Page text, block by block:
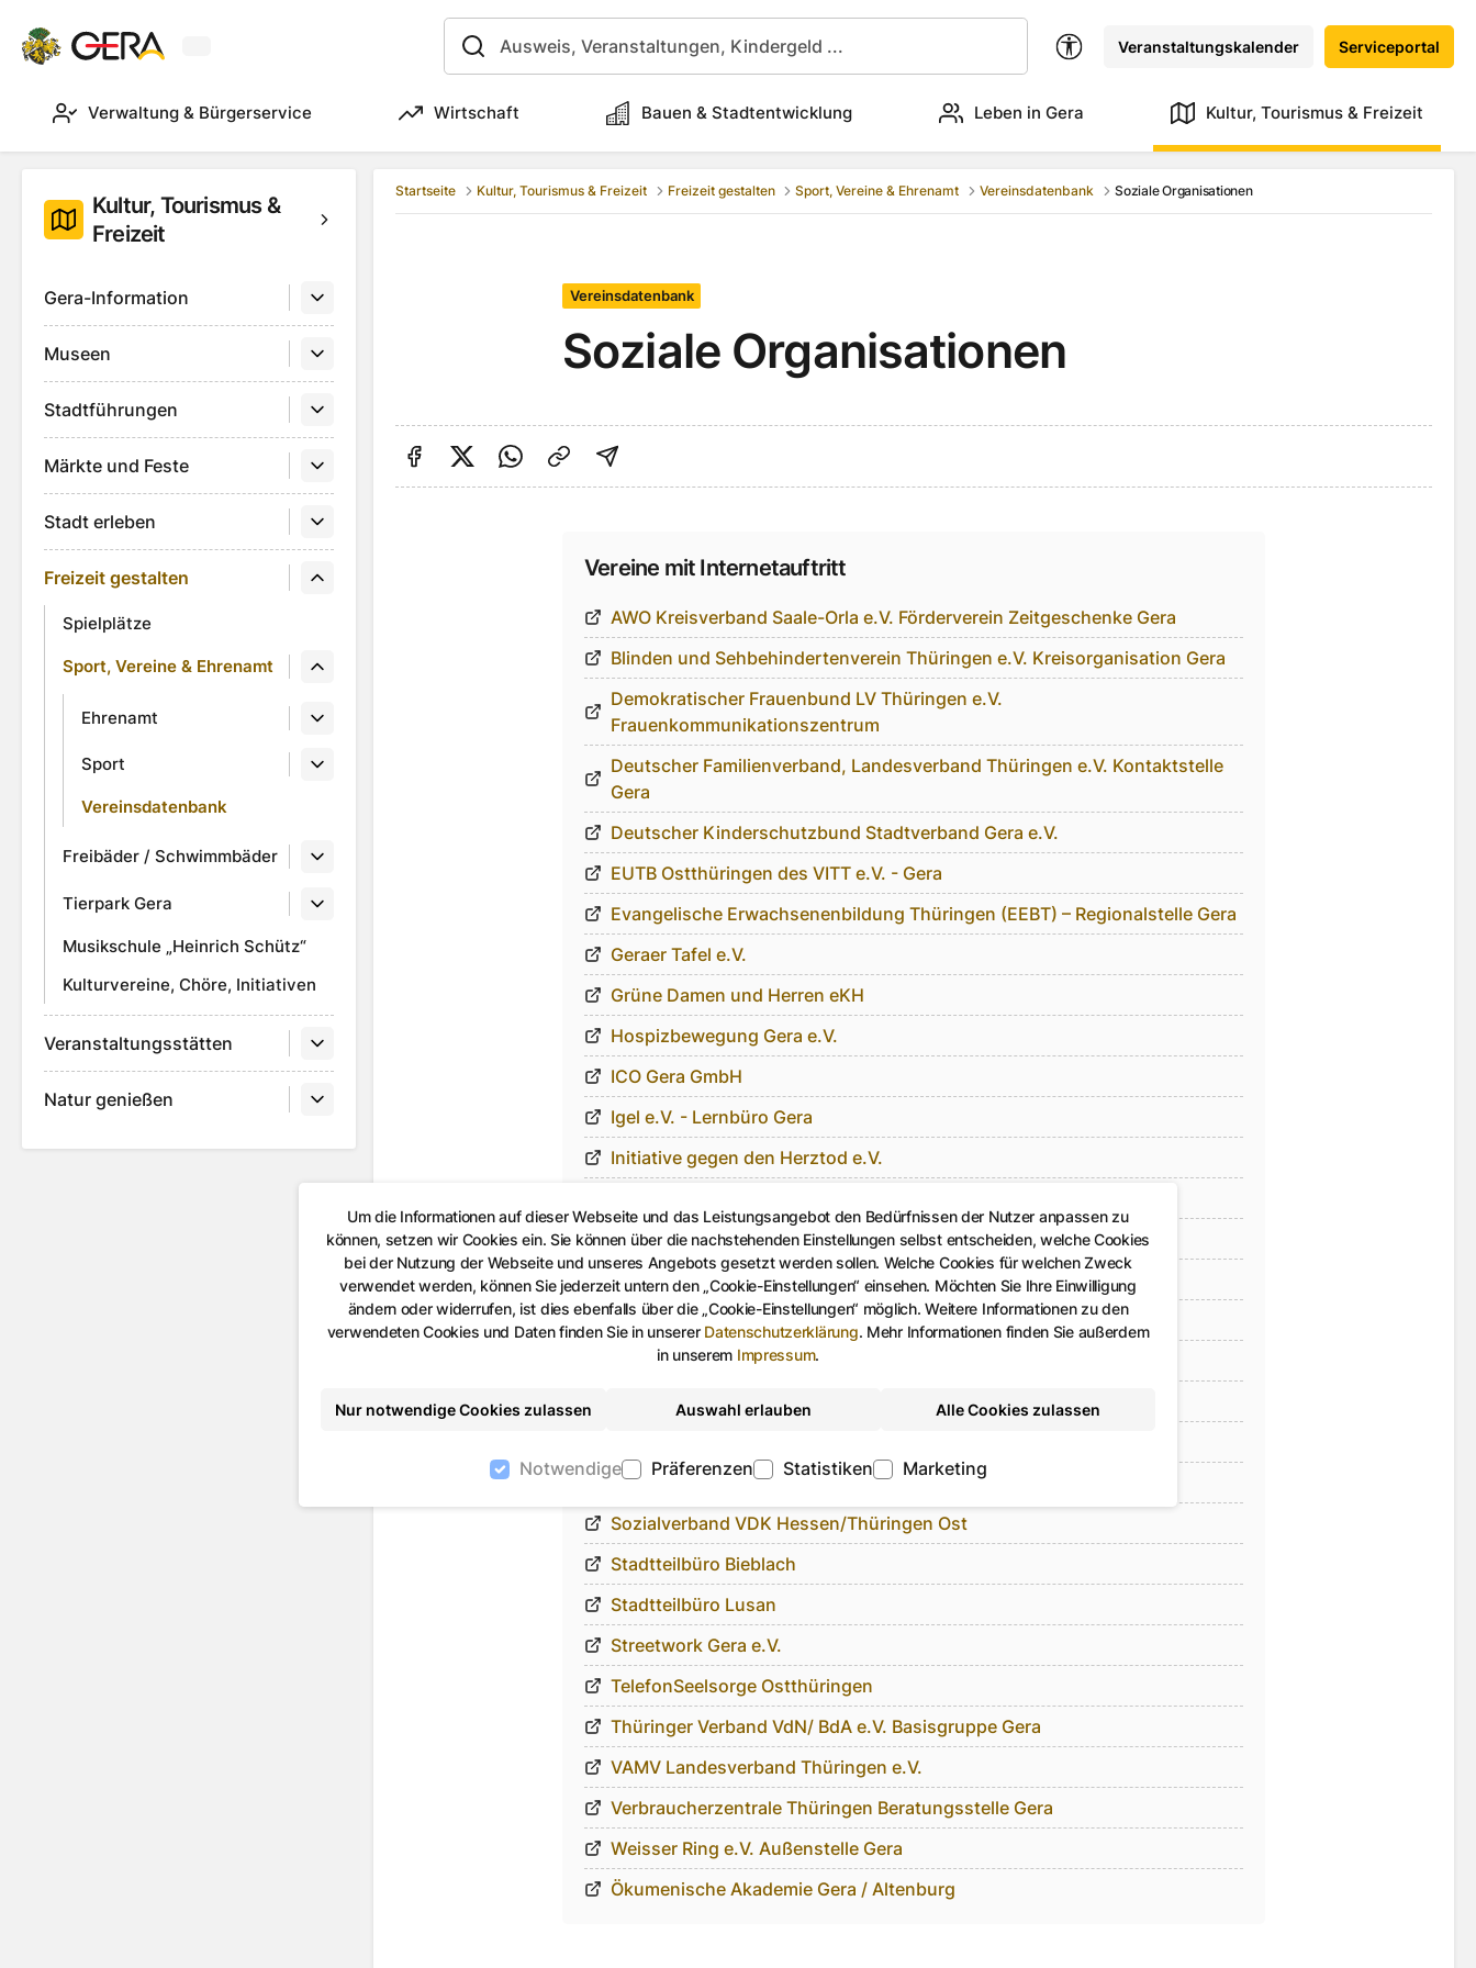
Um die Informationen auf dieser Webseite und das Leistungsangebot den Bedürfnissen der Nutzer anpassen zu
können, setzen wir Cookies ein. Sie können über die nachstehenden Einstellungen selbst entscheiden, welche Cookies
bei der Nutzung der Webseite und unseres Angebots gesetzt werden sollen. Welche Cookies für welchen Zweck
verwendet werden, können Sie jederzeit untern den „Cookie-Einstellungen“ einsehen. Möchten Sie Ihre Einwilligung
ändern oder widerrufen, ist dies ebenfalls über die „Cookie-Einstellungen“ möglich. Weitere Informationen zu den
verwendeten Cookies und Daten finden Sie in unserer Datenschutzerklärung. Mehr Informationen finden Sie außerdem
in unserem Impressum.
Nur notwendige Cookies zulassen Auswahl erlauben Alle Cookies zulassen
Notwendige Präferenzen Statistiken Marketing
Veranstaltungskalender Serviceportal
Verwaltung & Bürgerservice Wirtschaft Bauen & Stadtentwicklung Leben in Gera Kultur, Tourismus & Freizeit
Kultur, Tourismus &
Freizeit
Gera-Information
Museen
Stadtführungen
Märkte und Feste
Stadt erleben
Freizeit gestalten
Spielplätze
Sport, Vereine & Ehrenamt
Ehrenamt
Sport
Vereinsdatenbank
Freibäder / Schwimmbäder
Tierpark Gera
Musikschule „Heinrich Schütz“
Kulturvereine, Chöre, Initiativen
Veranstaltungsstätten
Natur genießen
Startseite Kultur, Tourismus & Freizeit Freizeit gestalten Sport, Vereine & Ehrenamt Vereinsdatenbank Soziale Organisationen
Vereinsdatenbank
Soziale Organisationen
Auf Facebook teilen
Auf Twitter teilen
Per Link teilen
shareViaEmail
Vereine mit Internetauftritt
AWO Kreisverband Saale-Orla e.V. Förderverein Zeitgeschenke Gera
Blinden und Sehbehindertenverein Thüringen e.V. Kreisorganisation Gera
Demokratischer Frauenbund LV Thüringen e.V.
Frauenkommunikationszentrum
Deutscher Familienverband, Landesverband Thüringen e.V. Kontaktstelle
Gera
Deutscher Kinderschutzbund Stadtverband Gera e.V.
EUTB Ostthüringen des VITT e.V. - Gera
Evangelische Erwachsenenbildung Thüringen (EEBT) – Regionalstelle Gera
Geraer Tafel e.V.
Grüne Damen und Herren eKH
Hospizbewegung Gera e.V.
ICO Gera GmbH
Igel e.V. - Lernbüro Gera
Initiative gegen den Herztod e.V.
Mieterschutzbund Gera und Umgebung e.V.
Ponto Familie
profamilia Beratungsstelle Gera
Schlupfwinkel und Sorgentelefon Gera e.V.
Seniorpartner in School Landesverband Thüringen
sozial aktiv e.V.
Sozialverband VDK Hessen/Thüringen Ost
Stadtteilbüro Bieblach
Stadtteilbüro Lusan
Streetwork Gera e.V.
TelefonSeelsorge Ostthüringen
Thüringer Verband VdN/ BdA e.V. Basisgruppe Gera
VAMV Landesverband Thüringen e.V.
Verbraucherzentrale Thüringen Beratungsstelle Gera
Weisser Ring e.V. Außenstelle Gera
Ökumenische Akademie Gera / Altenburg